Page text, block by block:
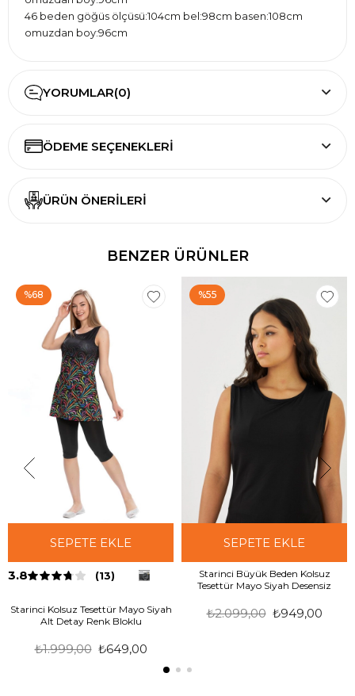
46 beden göğüs ölçüsü:104cm bel:98cm basen:108cm
omuzdan boy:96cm
Modelin kemer detayı çıkarılamaz. Kemer detayı beden
küçültmez.
YORUMLAR(0)
ÖDEME SEÇENEKLERI
ÜRÜN ÖNERILERI
BENZER ÜRÜNLER
SEPETE EKLE
3.8 (13)
Starinci Kolsuz Tesettür Mayo Siyah
Alt Detay Renk Bloklu
₺649,00
₺1.999,00
%68
SEPETE EKLE
Starinci Büyük Beden Kolsuz
Tesettür Mayo Siyah Desensiz
₺949,00
₺2.099,00
%55